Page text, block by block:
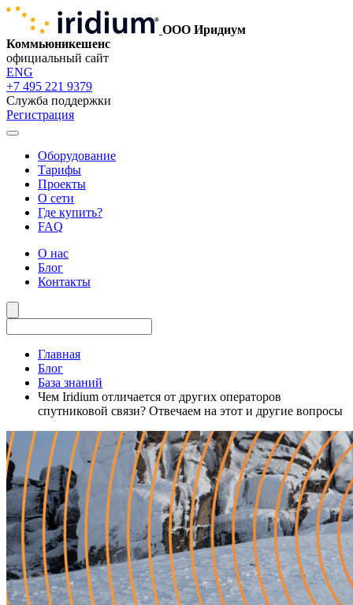
ООО Иридиум
Коммьюникешенс
официальный сайт
ENG
+7 495 221 9379
Служба поддержки
Регистрация
Оборудование
Тарифы
Проекты
О сети
Где купить?
FAQ
О нас
Блог
Контакты
Главная
Блог
База знаний
Чем Iridium отличается от других операторов
спутниковой связи? Отвечаем на этот и другие вопросы